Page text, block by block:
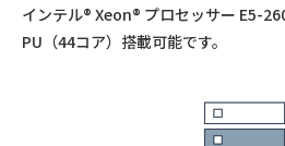
インテル® Xeon® プロセッサー E5-
PU（44コア）搭載可能です。